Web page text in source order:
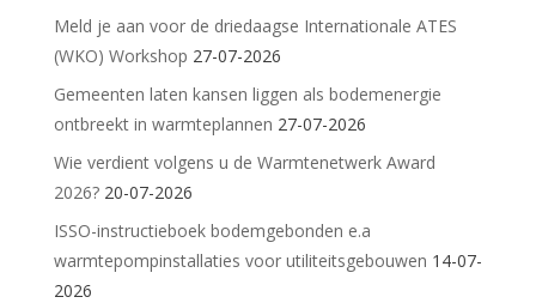
Meld je aan voor de driedaagse Internationale ATES
(WKO) Workshop 27-07-2026
Gemeenten laten kansen liggen als bodemenergie
ontbreekt in warmteplannen 27-07-2026
Wie verdient volgens u de Warmtenetwerk Award
2026? 20-07-2026
ISSO-instructieboek bodemgebonden e.a
warmtepompinstallaties voor utiliteitsgebouwen 14-07-
2026